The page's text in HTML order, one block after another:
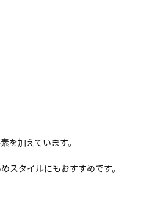
を加えています。
スタイルにもおすすめです。